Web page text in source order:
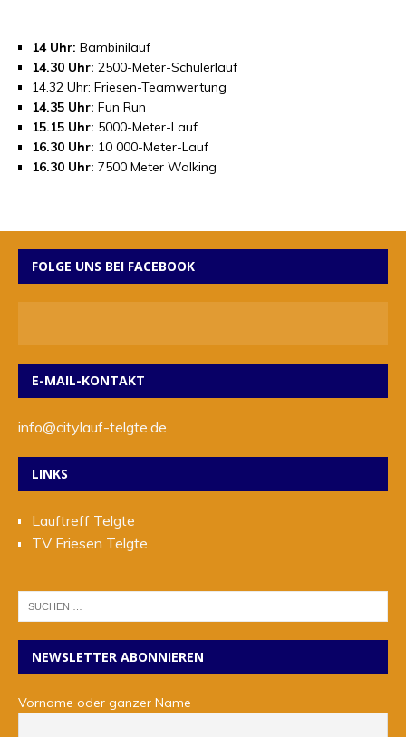
14 Uhr: Bambinilauf
14.30 Uhr: 2500-Meter-Schülerlauf
14.32 Uhr: Friesen-Teamwertung
14.35 Uhr: Fun Run
15.15 Uhr: 5000-Meter-Lauf
16.30 Uhr: 10 000-Meter-Lauf
16.30 Uhr: 7500 Meter Walking
FOLGE UNS BEI FACEBOOK
E-MAIL-KONTAKT
info@citylauf-telgte.de
LINKS
Lauftreff Telgte
TV Friesen Telgte
NEWSLETTER ABONNIEREN
Vorname oder ganzer Name